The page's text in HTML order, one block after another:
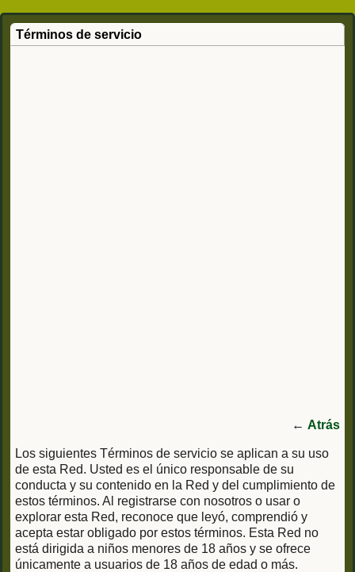
Términos de servicio
← Atrás
Los siguientes Términos de servicio se aplican a su uso
de esta Red. Usted es el único responsable de su
conducta y su contenido en la Red y del cumplimiento de
estos términos. Al registrarse con nosotros o usar o
explorar esta Red, reconoce que leyó, comprendió y
acepta estar obligado por estos términos. Esta Red no
está dirigida a niños menores de 18 años y se ofrece
únicamente a usuarios de 18 años de edad o más.